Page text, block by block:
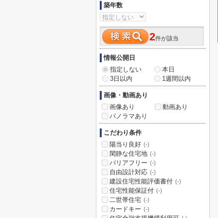
築年数
2件が該当
情報公開日
指定しない
本日
3日以内
1週間以内
画像・動画あり
画像あり
動画あり
パノラマあり
こだわり条件
陽当り良好 (-)
閑静な住宅地 (-)
バリアフリー (-)
自由設計対応 (-)
建設住宅性能評価書付 (-)
住宅性能保証付 (-)
二世帯住宅 (-)
カードキー (-)